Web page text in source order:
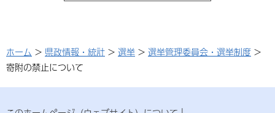
ホーム > 県政情報・統計 > 選挙 > 選挙管理委員会・選挙制度 >
寄附の禁止について